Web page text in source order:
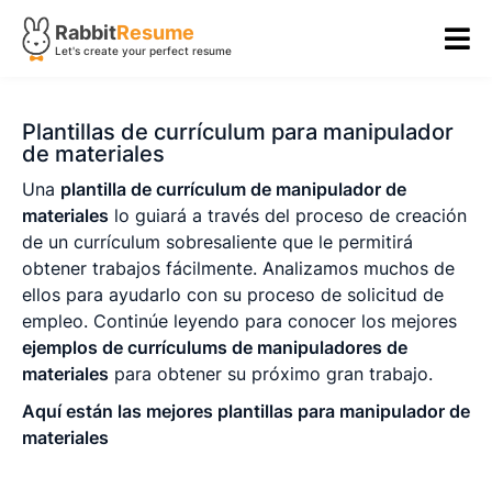
RabbitResume
Let's create your perfect resume
Plantillas de currículum para manipulador
de materiales
Una plantilla de currículum de manipulador de
materiales lo guiará a través del proceso de creación
de un currículum sobresaliente que le permitirá
obtener trabajos fácilmente. Analizamos muchos de
ellos para ayudarlo con su proceso de solicitud de
empleo. Continúe leyendo para conocer los mejores
ejemplos de currículums de manipuladores de
materiales para obtener su próximo gran trabajo.
Aquí están las mejores plantillas para manipulador de
materiales